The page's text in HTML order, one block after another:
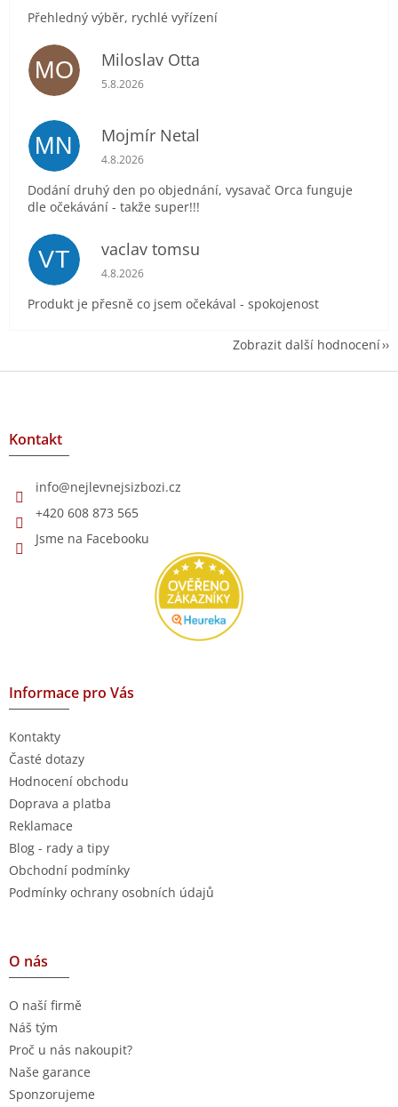
Přehledný výběr, rychlé vyřízení
MO Miloslav Otta
Hodnocení obchodu je 5 z 5 hvězdiček.
5.8.2026
MN Mojmír Netal
Hodnocení obchodu je 5 z 5 hvězdiček.
4.8.2026
Dodání druhý den po objednání, vysavač Orca funguje
dle očekávání - takže super!!!
VT vaclav tomsu
Hodnocení obchodu je 5 z 5 hvězdiček.
4.8.2026
Produkt je přesně co jsem očekával - spokojenost
Zobrazit další hodnocení
Z
Kontakt
info@nejlevnejsizbozi.cz
+420 608 873 565
Jsme na Facebooku
Informace pro Vás
Kontakty
Časté dotazy
Hodnocení obchodu
Doprava a platba
Reklamace
Blog - rady a tipy
Obchodní podmínky
Podmínky ochrany osobních údajů
O nás
O naší firmě
Náš tým
Proč u nás nakoupit?
Naše garance
Sponzorujeme